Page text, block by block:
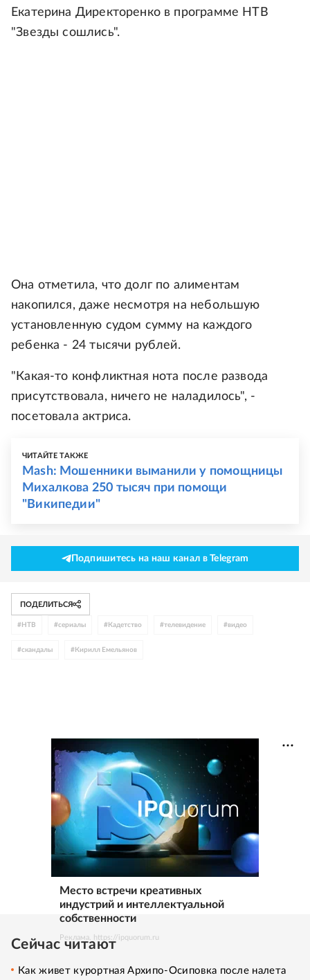
Екатерина Директоренко в программе НТВ
"Звезды сошлись".
Она отметила, что долг по алиментам
накопился, даже несмотря на небольшую
установленную судом сумму на каждого
ребенка - 24 тысячи рублей.
"Какая-то конфликтная нота после развода
присутствовала, ничего не наладилось", -
посетовала актриса.
ЧИТАЙТЕ ТАКЖЕ
Mash: Мошенники выманили у помощницы
Михалкова 250 тысяч при помощи
"Википедии"
Подпишитесь на наш канал в Telegram
ПОДЕЛИТЬСЯ
# НТВ #сериалы # Кадетство #телевидение #видео
#скандалы # Кирилл Емельянов
Место встречи креативных
индустрий и интеллектуальной
собственности
Реклама. https://ipquorum.ru
Сейчас читают
Как живет курортная Архипо-Осиповка после налета